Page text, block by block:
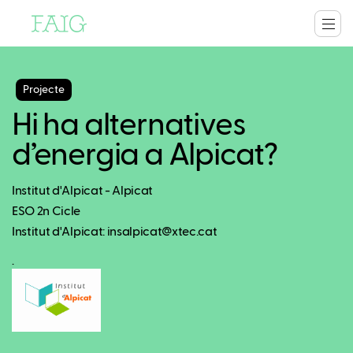
Projecte
Hi ha alternatives
d’energia a Alpicat?
Institut d'Alpicat - Alpicat
ESO 2n Cicle
Institut d'Alpicat: insalpicat@xtec.cat
.